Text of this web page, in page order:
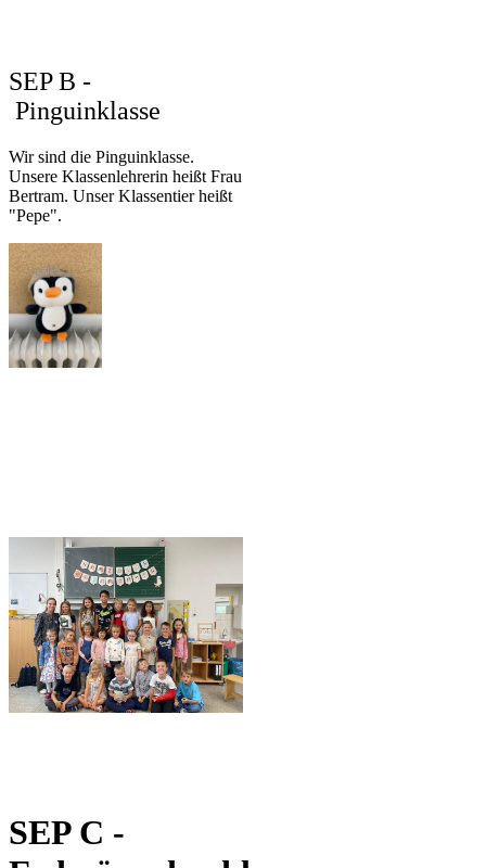
SEP B -
Pinguinklasse
Wir sind die Pinguinklasse.
Unsere Klassenlehrerin heißt Frau
Bertram. Unser Klassentier heißt
"Pepe".
SEP C -